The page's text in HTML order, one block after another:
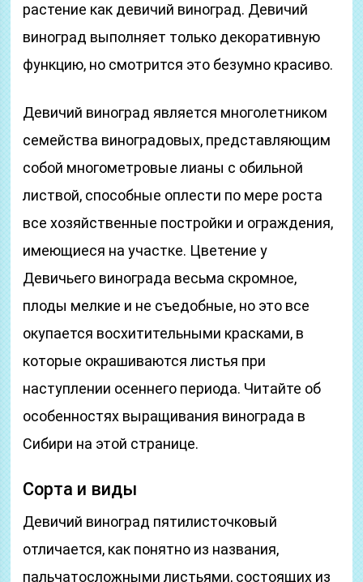
растение как девичий виноград. Девичий
виноград выполняет только декоративную
функцию, но смотрится это безумно красиво.
Девичий виноград является многолетником
семейства виноградовых, представляющим
собой многометровые лианы с обильной
листвой, способные оплести по мере роста
все хозяйственные постройки и ограждения,
имеющиеся на участке. Цветение у
Девичьего винограда весьма скромное,
плоды мелкие и не съедобные, но это все
окупается восхитительными красками, в
которые окрашиваются листья при
наступлении осеннего периода. Читайте об
особенностях выращивания винограда в
Сибири на этой странице.
Сорта и виды
Девичий виноград пятилисточковый
отличается, как понятно из названия,
пальчатосложными листьями, состоящих из